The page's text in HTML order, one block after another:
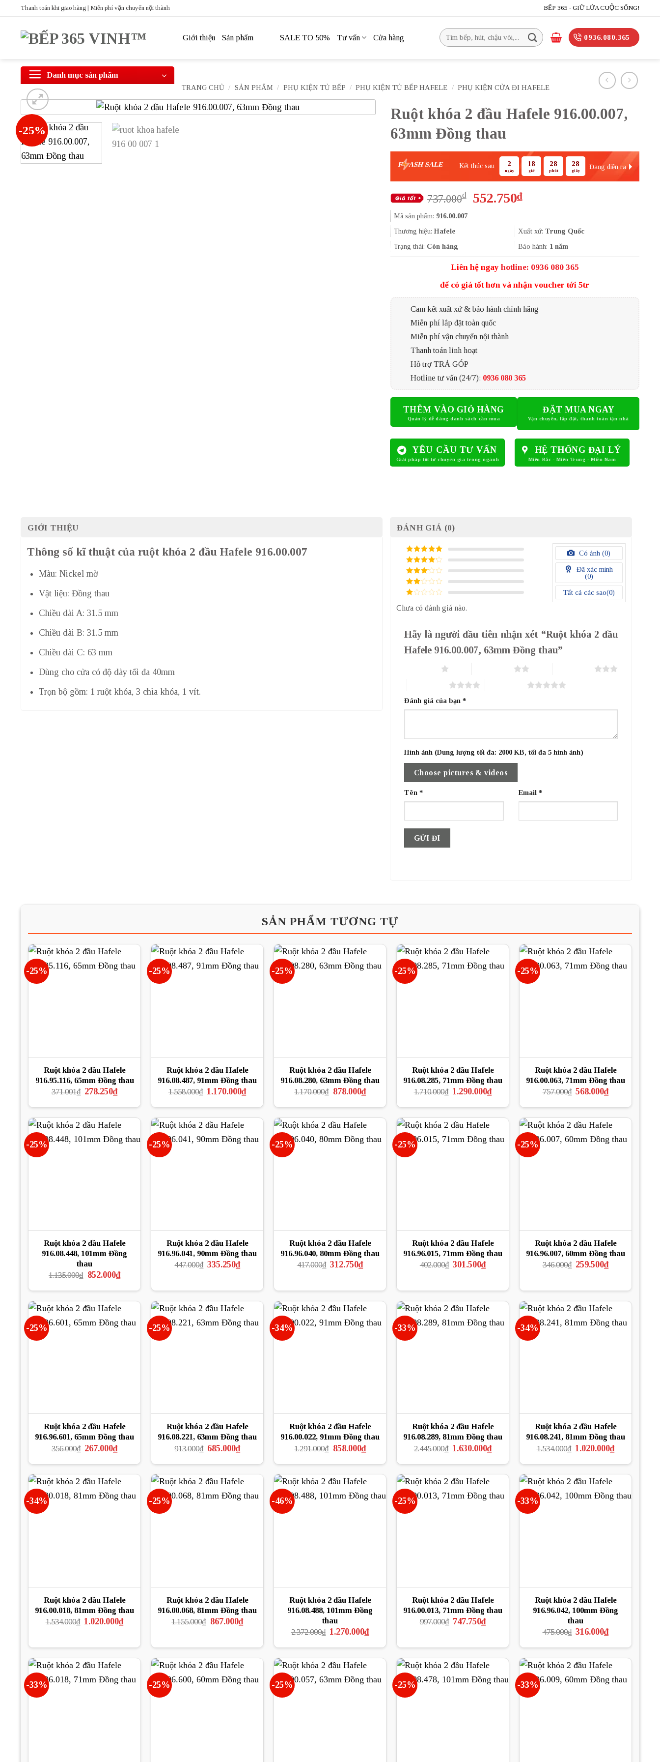
Thanh toán khi giao hàng | Miễn phí vận chuyển nội thành BẾP 365 - GIỮ LỬA CUỘC SỐNG!
Giới thiệu Sản phẩm SALE TO 50% Tư vấn Cửa hàng
Tìm
kiếm:
0936.080.365
Danh mục sản phẩm
TRANG CHỦ / SẢN PHẨM / PHỤ KIỆN TỦ BẾP / PHỤ KIỆN TỦ BẾP HAFELE / PHỤ KIỆN CỬA ĐI HAFELE
-25%
Ruột khóa 2 đầu Hafele 916.00.007,
63mm Đồng thau
F ASH SALE Kết thúc sau 2
ngày
18
giờ
28
phút
28
giây
Đang diễn ra
737.000₫
Giá
737.000₫.
552.750₫Giá
là:
552.750₫.
Mã sản phẩm: 916.00.007
Thương hiệu:Hafele Xuất xứ:Trung Quốc
Trạng thái: Còn hàng Bảo hành: 1 năm
Liên hệ ngay hotline: 0936 080 365
để có giá tốt hơn và nhận voucher tới 5tr
Cam kết xuất xứ & bảo hành chính hãng
Miễn phí lắp đặt toàn quốc
Miễn phí vận chuyển nội thành
Thanh toán linh hoạt
Hỗ trợ TRẢ GÓP
Hotline tư vấn (24/7): 0936 080 365
THÊM VÀO GIỎ HÀNG ĐẶT MUA NGAY
YÊU CẦU TƯ VẤN HỆ THỐNG ĐẠI LÝ
GIỚI THIỆU
Thông số kĩ thuật của ruột khóa 2 đầu Hafele 916.00.007
Màu: Nickel mờ
Vật liệu: Đồng thau
Chiều dài A: 31.5 mm
Chiều dài B: 31.5 mm
Chiều dài C: 63 mm
Dùng cho cửa có độ dày tối đa 40mm
Trọn bộ gồm: 1 ruột khóa, 3 chìa khóa, 1 vít.
ĐÁNH GIÁ (0)
5/ 5 điểm
4/ 5
điểm
3/ 5
điểm
2/
điểm
/
Có ảnh (0)
Đã xác minh
(0)
Tất cả các sao(0)
Chưa có đánh giá nào.
Hãy là người đầu tiên nhận xét “Ruột khóa 2 đầu
Hafele 916.00.007, 63mm Đồng thau”
Đánh giá của bạn*
Hình ảnh (Dung lượng tối đa: 2000 KB, tối đa 5 hình ảnh)
Choose pictures & videos
Tên* Email *
SẢN PHẨM TƯƠNG TỰ
-25%
Ruột khóa 2 đầu Hafele
916.95.116, 65mm Đồng thau
371.001₫ Giá
là:
278.250₫Giá
hiện
tại
278.250₫.
-25%
Ruột khóa 2 đầu Hafele
916.08.487, 91mm Đồng thau
1.558.000₫ Giá
là:
1.170.000₫Giá
hiện
tại
1.170.000₫.
-25%
Ruột khóa 2 đầu Hafele
916.08.280, 63mm Đồng thau
1.170.000₫ Giá
là:
878.000₫Giá
hiện
tại
878.000₫.
-25%
Ruột khóa 2 đầu Hafele
916.08.285, 71mm Đồng thau
1.710.000₫ Giá
là:
1.290.000₫Giá
hiện
tại
1.290.000₫.
-25%
Ruột khóa 2 đầu Hafele
916.00.063, 71mm Đồng thau
757.000₫ Giá
là:
568.000₫Giá
hiện
tại
568.000₫.
-25%
Ruột khóa 2 đầu Hafele
916.08.448, 101mm Đồng
thau
1.135.000₫ Giá
là:
852.000₫Giá
hiện
tại
852.000₫.
-25%
Ruột khóa 2 đầu Hafele
916.96.041, 90mm Đồng thau
447.000₫ Giá
335.250₫Giá
hiện
-25%
Ruột khóa 2 đầu Hafele
916.96.040, 80mm Đồng thau
417.000₫ Giá
312.750₫Giá
hiện
-25%
Ruột khóa 2 đầu Hafele
916.96.015, 71mm Đồng thau
402.000₫ Giá
301.500₫Giá
hiện
-25%
Ruột khóa 2 đầu Hafele
916.96.007, 60mm Đồng thau
346.000₫ Giá
259.500₫Giá
hiện
-25%
Ruột khóa 2 đầu Hafele
916.96.601, 65mm Đồng thau
356.000₫ Giá
là:
267.000₫Giá
hiện
tại
267.000₫.
-25%
Ruột khóa 2 đầu Hafele
916.08.221, 63mm Đồng thau
913.000₫ Giá
là:
685.000₫Giá
hiện
tại
685.000₫.
-34%
Ruột khóa 2 đầu Hafele
916.00.022, 91mm Đồng thau
1.291.000₫ Giá
là:
858.000₫Giá
hiện
tại
858.000₫.
-33%
Ruột khóa 2 đầu Hafele
916.08.289, 81mm Đồng thau
2.445.000₫ Giá
là:
1.630.000₫Giá
hiện
tại
1.630.000₫.
-34%
Ruột khóa 2 đầu Hafele
916.08.241, 81mm Đồng thau
1.534.000₫ Giá
là:
1.020.000₫Giá
hiện
tại
1.020.000₫.
-34%
Ruột khóa 2 đầu Hafele
916.00.018, 81mm Đồng thau
1.534.000₫ Giá
1.020.000₫Giá
hiện
-25%
Ruột khóa 2 đầu Hafele
916.00.068, 81mm Đồng thau
1.155.000₫ Giá
867.000₫Giá
hiện
-46%
Ruột khóa 2 đầu Hafele
916.08.488, 101mm Đồng
thau
2.372.000₫ Giá
là:
1.270.000₫Giá
hiện
tại
1.270.000₫.
-25%
Ruột khóa 2 đầu Hafele
916.00.013, 71mm Đồng thau
997.000₫ Giá
747.750₫Giá
hiện
-33%
Ruột khóa 2 đầu Hafele
916.96.042, 100mm Đồng
thau
475.000₫ Giá
là:
316.000₫Giá
hiện
tại
316.000₫.
-33% -25% -25% -25% -33%